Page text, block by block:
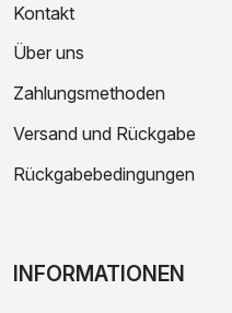
Kontakt
Über uns
Zahlungsmethoden
Versand und Rückgabe
Rückgabebedingungen
INFORMATIONEN